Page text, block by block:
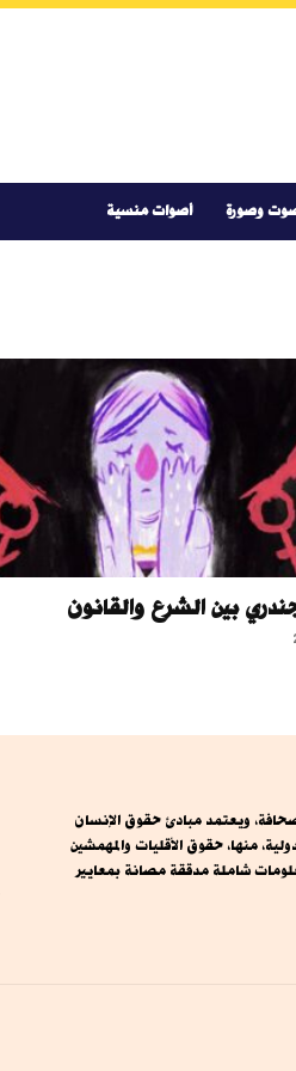
وصورة أصوات منسية
بين الشرع والقانون
ويعتمد مبادئ حقوق الإنسان
منها، حقوق الأقليات والمهمشين
شاملة مدققة مصانة بمعايير